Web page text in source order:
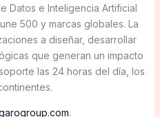
Datos e Inteligencia Artificial
500 y marcas globales. La
a diseñar, desarrollar
que generan un impacto
las 24 horas del día, los
.